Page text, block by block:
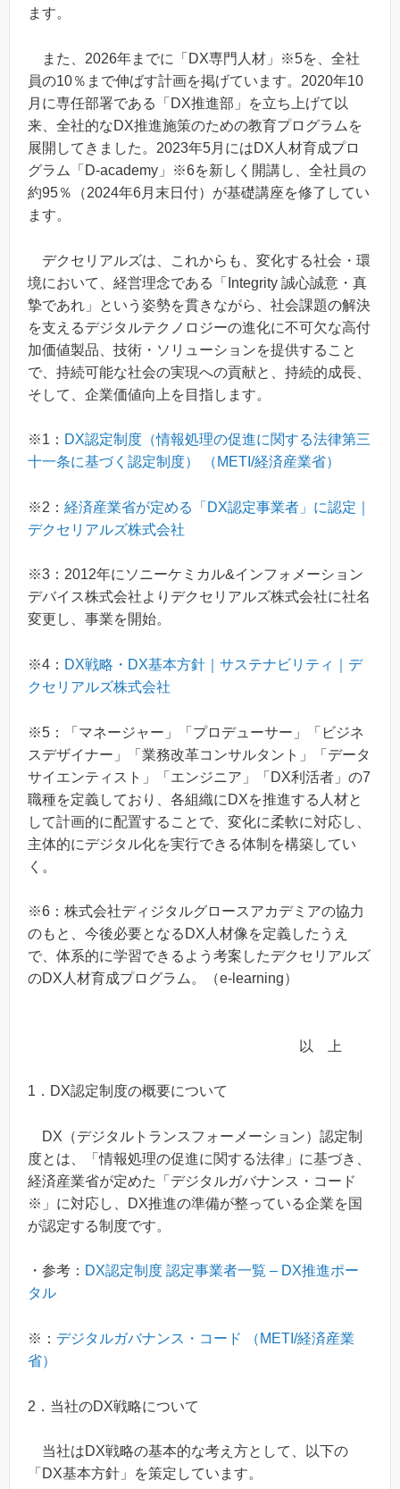
ます。
また、2026年までに「DX専門人材」※5を、全社
員の10％まで伸ばす計画を掲げています。2020年10
月に専任部署である「DX推進部」を立ち上げて以
来、全社的なDX推進施策のための教育プログラムを
展開してきました。2023年5月にはDX人材育成プロ
グラム「D-academy」※6を新しく開講し、全社員の
約95％（2024年6月末日付）が基礎講座を修了してい
ます。
デクセリアルズは、これからも、変化する社会・環
境において、経営理念である「Integrity 誠心誠意・真
摯であれ」という姿勢を貫きながら、社会課題の解決
を支えるデジタルテクノロジーの進化に不可欠な高付
加価値製品、技術・ソリューションを提供すること
で、持続可能な社会の実現への貢献と、持続的成長、
そして、企業価値向上を目指します。
※1： DX認定制度（情報処理の促進に関する法律第三
十一条に基づく認定制度） （METI/経済産業省）
※2： 経済産業省が定める「DX認定事業者」に認定｜
デクセリアルズ株式会社
※3：2012年にソニーケミカル&インフォメーション
デバイス株式会社よりデクセリアルズ株式会社に社名
変更し、事業を開始。
※4： DX戦略・DX基本方針｜サステナビリティ｜デ
クセリアルズ株式会社
※5：「マネージャー」「プロデューサー」「ビジネ
スデザイナー」「業務改革コンサルタント」「データ
サイエンティスト」「エンジニア」「DX利活者」の7
職種を定義しており、各組織にDXを推進する人材と
して計画的に配置することで、変化に柔軟に対応し、
主体的にデジタル化を実行できる体制を構築してい
く。
※6：株式会社ディジタルグロースアカデミアの協力
のもと、今後必要となるDX人材像を定義したうえ
で、体系的に学習できるよう考案したデクセリアルズ
のDX人材育成プログラム。（e-learning）
以 上
1．DX認定制度の概要について
DX（デジタルトランスフォーメーション）認定制
度とは、「情報処理の促進に関する法律」に基づき、
経済産業省が定めた「デジタルガバナンス・コード
※」に対応し、DX推進の準備が整っている企業を国
が認定する制度です。
・参考： DX認定制度 認定事業者一覧 – DX推進ポー
タル
※： デジタルガバナンス・コード （METI/経済産業
省）
2．当社のDX戦略について
当社はDX戦略の基本的な考え方として、以下の
「DX基本方針」を策定しています。